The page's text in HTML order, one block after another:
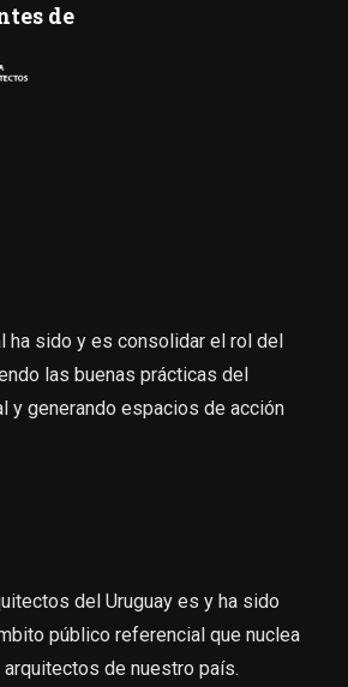
de
ha sido y es consolidar el rol del
las buenas prácticas del
y generando espacios de acción
del Uruguay es y ha sido
público referencial que nuclea
de nuestro país.